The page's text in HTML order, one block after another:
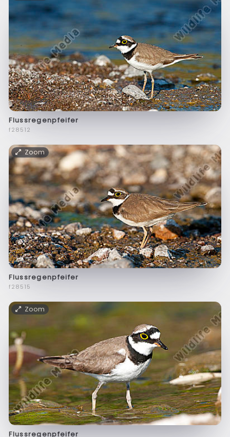
Flussregenpfeifer
f28512
Zoom
Flussregenpfeifer
f28515
Zoom
Flussregenpfeifer